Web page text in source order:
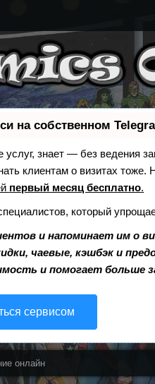
на собственном
услуг, знает — без ведения
клиентам о визитах
первый месяц бесплатно.
который
и напоминает им о
чаевые, кэшбэк и
и помогает больше
сервисом
онлайн